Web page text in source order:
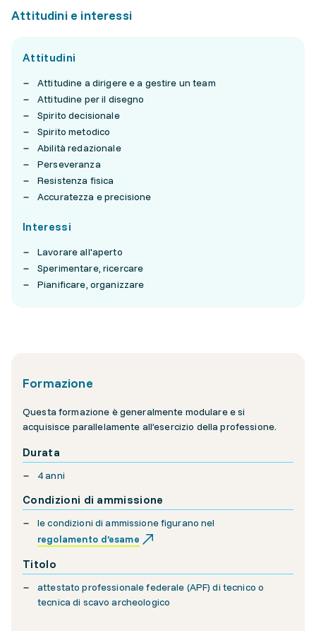
Attitudini e interessi
Attitudini
Attitudine a dirigere e a gestire un team
Attitudine per il disegno
Spirito decisionale
Spirito metodico
Abilità redazionale
Perseveranza
Resistenza fisica
Accuratezza e precisione
Interessi
Lavorare all'aperto
Sperimentare, ricercare
Pianificare, organizzare
Formazione
Questa formazione è generalmente modulare e si
acquisisce parallelamente all’esercizio della professione.
Durata
4 anni
Condizioni di ammissione
le condizioni di ammissione figurano nel
regolamento d’esame
Titolo
attestato professionale federale (APF) di tecnico o
tecnica di scavo archeologico